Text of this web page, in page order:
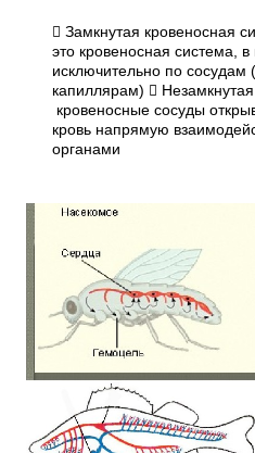
 Замкнутая кровеносная
это кровеносная система, в
исключительно по сосудам
капиллярам) 
кровеносные сосуды
кровь напрямую
органами